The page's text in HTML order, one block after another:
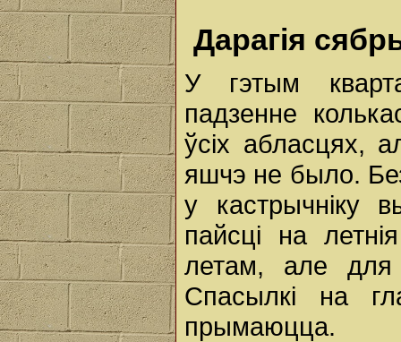
Дарагія
У гэтым
падзенне
ўсіх абласцях,
яшчэ не было.
у кастрычніку
пайсці на
летам, але для
Спасылкі на
прымаюцца.